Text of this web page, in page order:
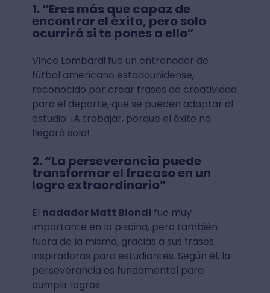
1. “Eres más que capaz de
encontrar el éxito, pero solo
ocurrirá si te pones a ello”
Vince Lombardi fue un entrenador de
fútbol americano estadounidense,
reconocido por crear frases de creatividad
para el deporte, que se pueden adaptar al
estudio. ¡A trabajar, porque el éxito no
llegará solo!
2. “La perseverancia puede
transformar el fracaso en un
logro extraordinario”
El nadador Matt Biondi fue muy
importante en la piscina, pero también
fuera de la misma, gracias a sus frases
inspiradoras para estudiantes. Según él, la
perseverancia es fundamental para
cumplir logros.